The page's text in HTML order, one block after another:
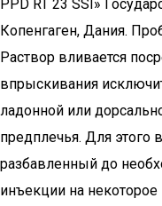
PPD RT 23 SSI»
Копенгаген, Дания.
Раствор вливается
впрыскивания
ладонной или
предплечья. Для этого
разбавленный до
инъекции на